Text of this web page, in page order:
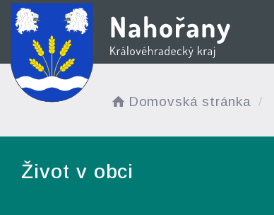
Domovská stránka
Život v obci